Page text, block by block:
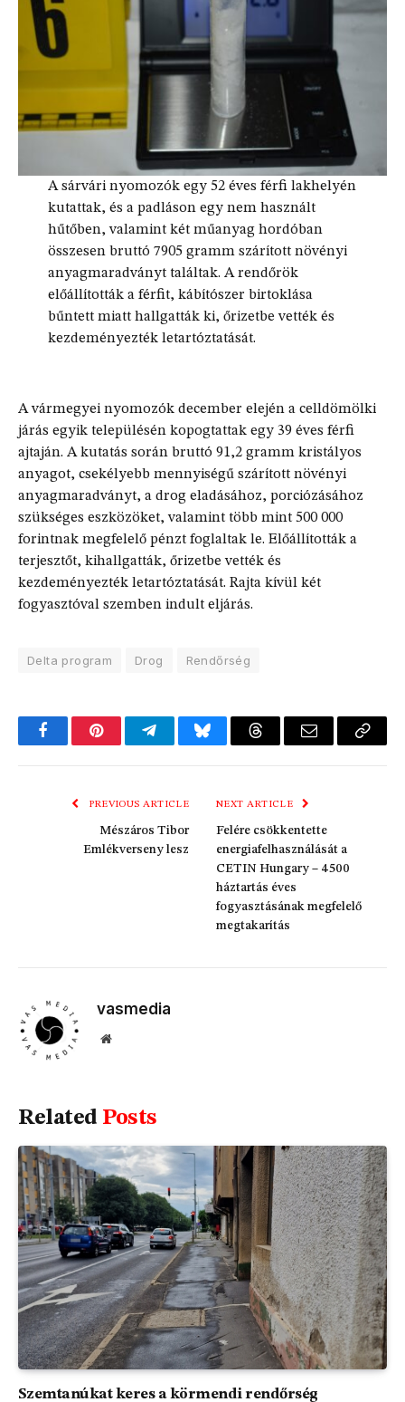
A sárvári nyomozók egy 52 éves férfi lakhelyén
kutattak, és a padláson egy nem használt
hűtőben, valamint két műanyag hordóban
összesen bruttó 7905 gramm szárított növényi
anyagmaradványt találtak. A rendőrök
előállították a férfit, kábítószer birtoklása
bűntett miatt hallgatták ki, őrizetbe vették és
kezdeményezték letartóztatását.
A vármegyei nyomozók december elején a celldömölki
járás egyik településén kopogtattak egy 39 éves férfi
ajtaján. A kutatás során bruttó 91,2 gramm kristályos
anyagot, csekélyebb mennyiségű szárított növényi
anyagmaradványt, a drog eladásához, porciózásához
szükséges eszközöket, valamint több mint 500 000
forintnak megfelelő pénzt foglaltak le. Előállították a
terjesztőt, kihallgatták, őrizetbe vették és
kezdeményezték letartóztatását. Rajta kívül két
fogyasztóval szemben indult eljárás.
Delta program Drog Rendőrség
FacebookPinterestTelegramBlueskyThreadsEmail
Copy
PREVIOUS ARTICLE
Mészáros Tibor
Emlékverseny lesz
NEXT ARTICLE
Felére csökkentette
energiafelhasználását a
CETIN Hungary – 4500
háztartás éves
fogyasztásának megfelelő
megtakarítás
vasmedia
Website
Related Posts
Szemtanúkat keres a körmendi rendőrség